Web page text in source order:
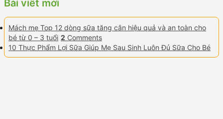
Bài viết mới
Mách mẹ Top 12 dòng sữa tăng cân hiệu quả và an toàn cho
bé từ 0 – 3 tuổi 2 Comments
10 Thực Phẩm Lợi Sữa Giúp Mẹ Sau Sinh Luôn Đủ Sữa Cho Bé